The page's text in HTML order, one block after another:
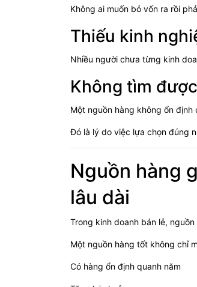
Không ai muốn bỏ vốn ra rồi
Thiếu kinh
Nhiều người chưa từng kinh
Không tìm
Một nguồn hàng không ổn
Đó là lý do việc lựa chọn đúng
Nguồn hàng
lâu dài
Trong kinh doanh bán lẻ,
Một nguồn hàng tốt không chỉ
Có hàng ổn định quanh năm